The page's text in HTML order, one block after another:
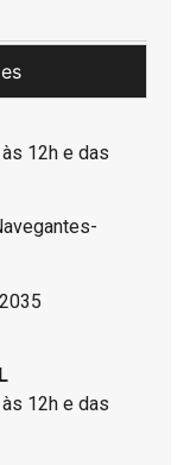
12h e das
12h e das